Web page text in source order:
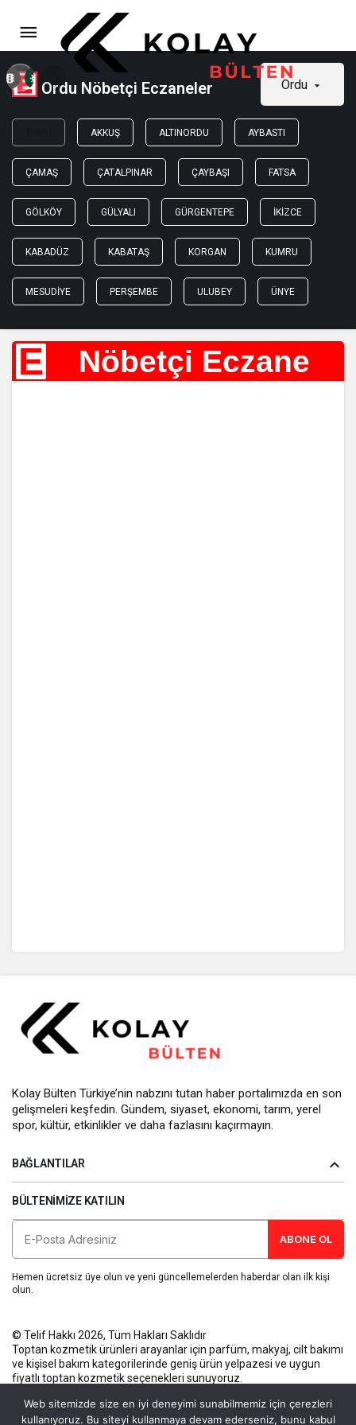
Ordu Nöbetçi Eczaneler Ordu
AKKUŞ ALTINORDU AYBASTI
ÇAMAŞ ÇATALPINAR ÇAYBAŞI FATSA
GÖLKÖY GÜLYALI GÜRGENTEPE İKIZCE
KABADÜZ KABATAŞ KORGAN KUMRU
MESUDIYE PERŞEMBE ULUBEY ÜNYE
E Nöbetçi Eczane
Kolay Bülten Türkiye’nin nabzını tutan haber portalımızda en son
gelişmeleri keşfedin. Gündem, siyaset, ekonomi, tarım, yerel
spor, kültür, etkinlikler ve daha fazlasını kaçırmayın.
BAĞLANTILAR
BÜLTENIMIZE KATILIN
ABONE OL
Hemen ücretsiz üye olun ve yeni güncellemelerden haberdar olan ilk kişi
olun.
© Telif Hakkı 2026, Tüm Hakları Saklıdır
Toptan kozmetik ürünleri arayanlar için parfüm, makyaj, cilt bakımı
ve kişisel bakım kategorilerinde geniş ürün yelpazesi ve uygun
fiyatlı toptan kozmetik seçenekleri sunuyoruz.
Web sitemizde size en iyi deneyimi sunabilmemiz için çerezleri
kullanıyoruz. Bu siteyi kullanmaya devam ederseniz, bunu kabul